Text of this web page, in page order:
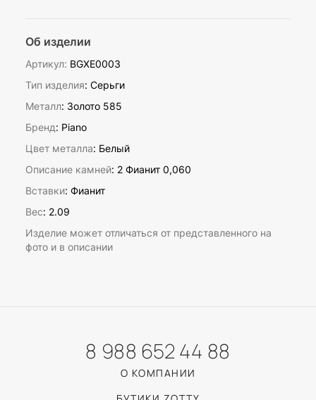
Об изделии
Артикул: BGXE0003
Тип изделия: Серьги
Металл: Золото 585
Бренд: Piano
Цвет металла: Белый
Описание камней: 2 Фианит 0,060
Вставки: Фианит
Вес: 2.09
Изделие может отличаться от представленного на
фото и в описании
8 988 652 44 88
О КОМПАНИИ